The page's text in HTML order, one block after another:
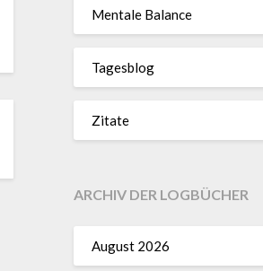
Mentale Balance
Tagesblog
Zitate
ARCHIV DER LOGBÜCHER
August 2026